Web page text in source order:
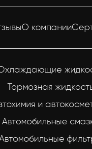
О компании
Тормозная
и
Автомобильные